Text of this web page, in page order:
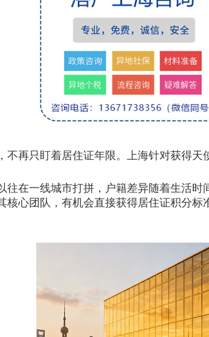
只盯着居住证年限。上海针对获得天
在一线城市打拼，户籍差异随着生活时
核心团队，有机会直接获得居住证积分